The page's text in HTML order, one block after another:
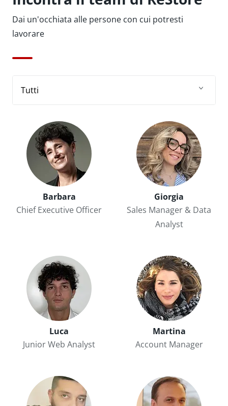
Dai un'occhiata alle persone con cui potresti
lavorare
Tutti
Barbara
Chief Executive Officer
Giorgia
Sales Manager & Data
Analyst
Luca
Junior Web Analyst
Martina
Account Manager